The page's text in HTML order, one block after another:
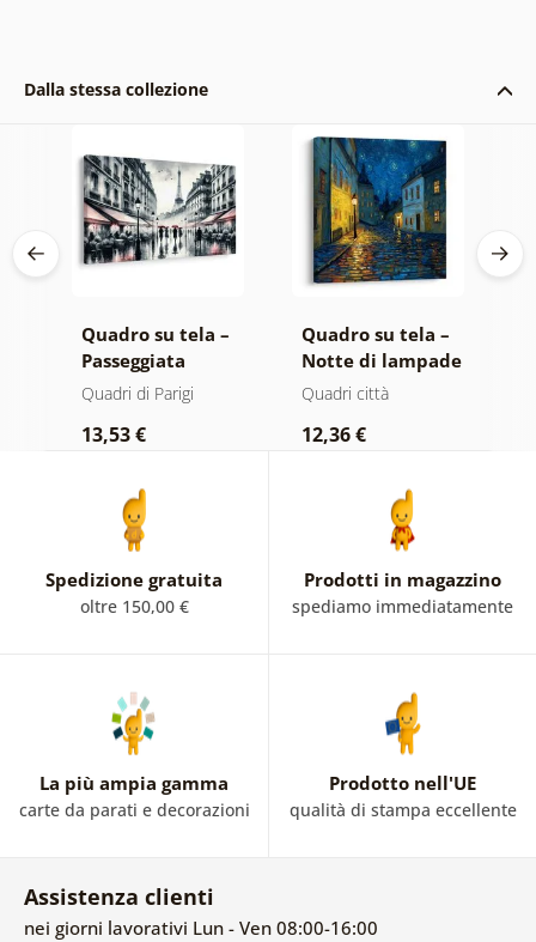
Dalla stessa collezione
Quadro su tela –
Passeggiata
serale a Parigi
Quadri di Parigi
13,53 €
Quadro su tela –
Notte di lampade
luminose
Quadri città
12,36 €
Spedizione gratuita
oltre 150,00 €
Prodotti in magazzino
spediamo immediatamente
La più ampia gamma
carte da parati e decorazioni
Prodotto nell'UE
qualità di stampa eccellente
Assistenza clienti
nei giorni lavorativi Lun - Ven 08:00-16:00